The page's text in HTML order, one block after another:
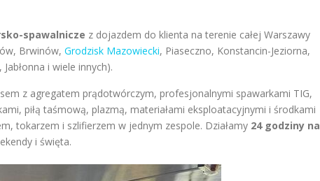
spawalnicze z dojazdem do klienta na terenie całej Warszawy
Brwinów, Grodzisk Mazowiecki, Piaseczno, Konstancin-Jeziorna,
i wiele innych).
z agregatem prądotwórczym, profesjonalnymi spawarkami TIG,
piłą taśmową, plazmą, materiałami eksploatacyjnymi i środkami
tokarzem i szlifierzem w jednym zespole. Działamy 24 godziny na
i święta.